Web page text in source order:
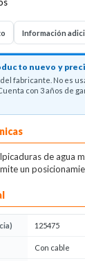
Información
nuevo y
fabricante. No es
con 3 años de
de agua
un
125475
Con cable